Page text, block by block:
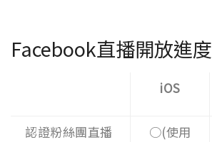
Facebook直播開放進度
iOS
認證粉絲團直播
○(使用